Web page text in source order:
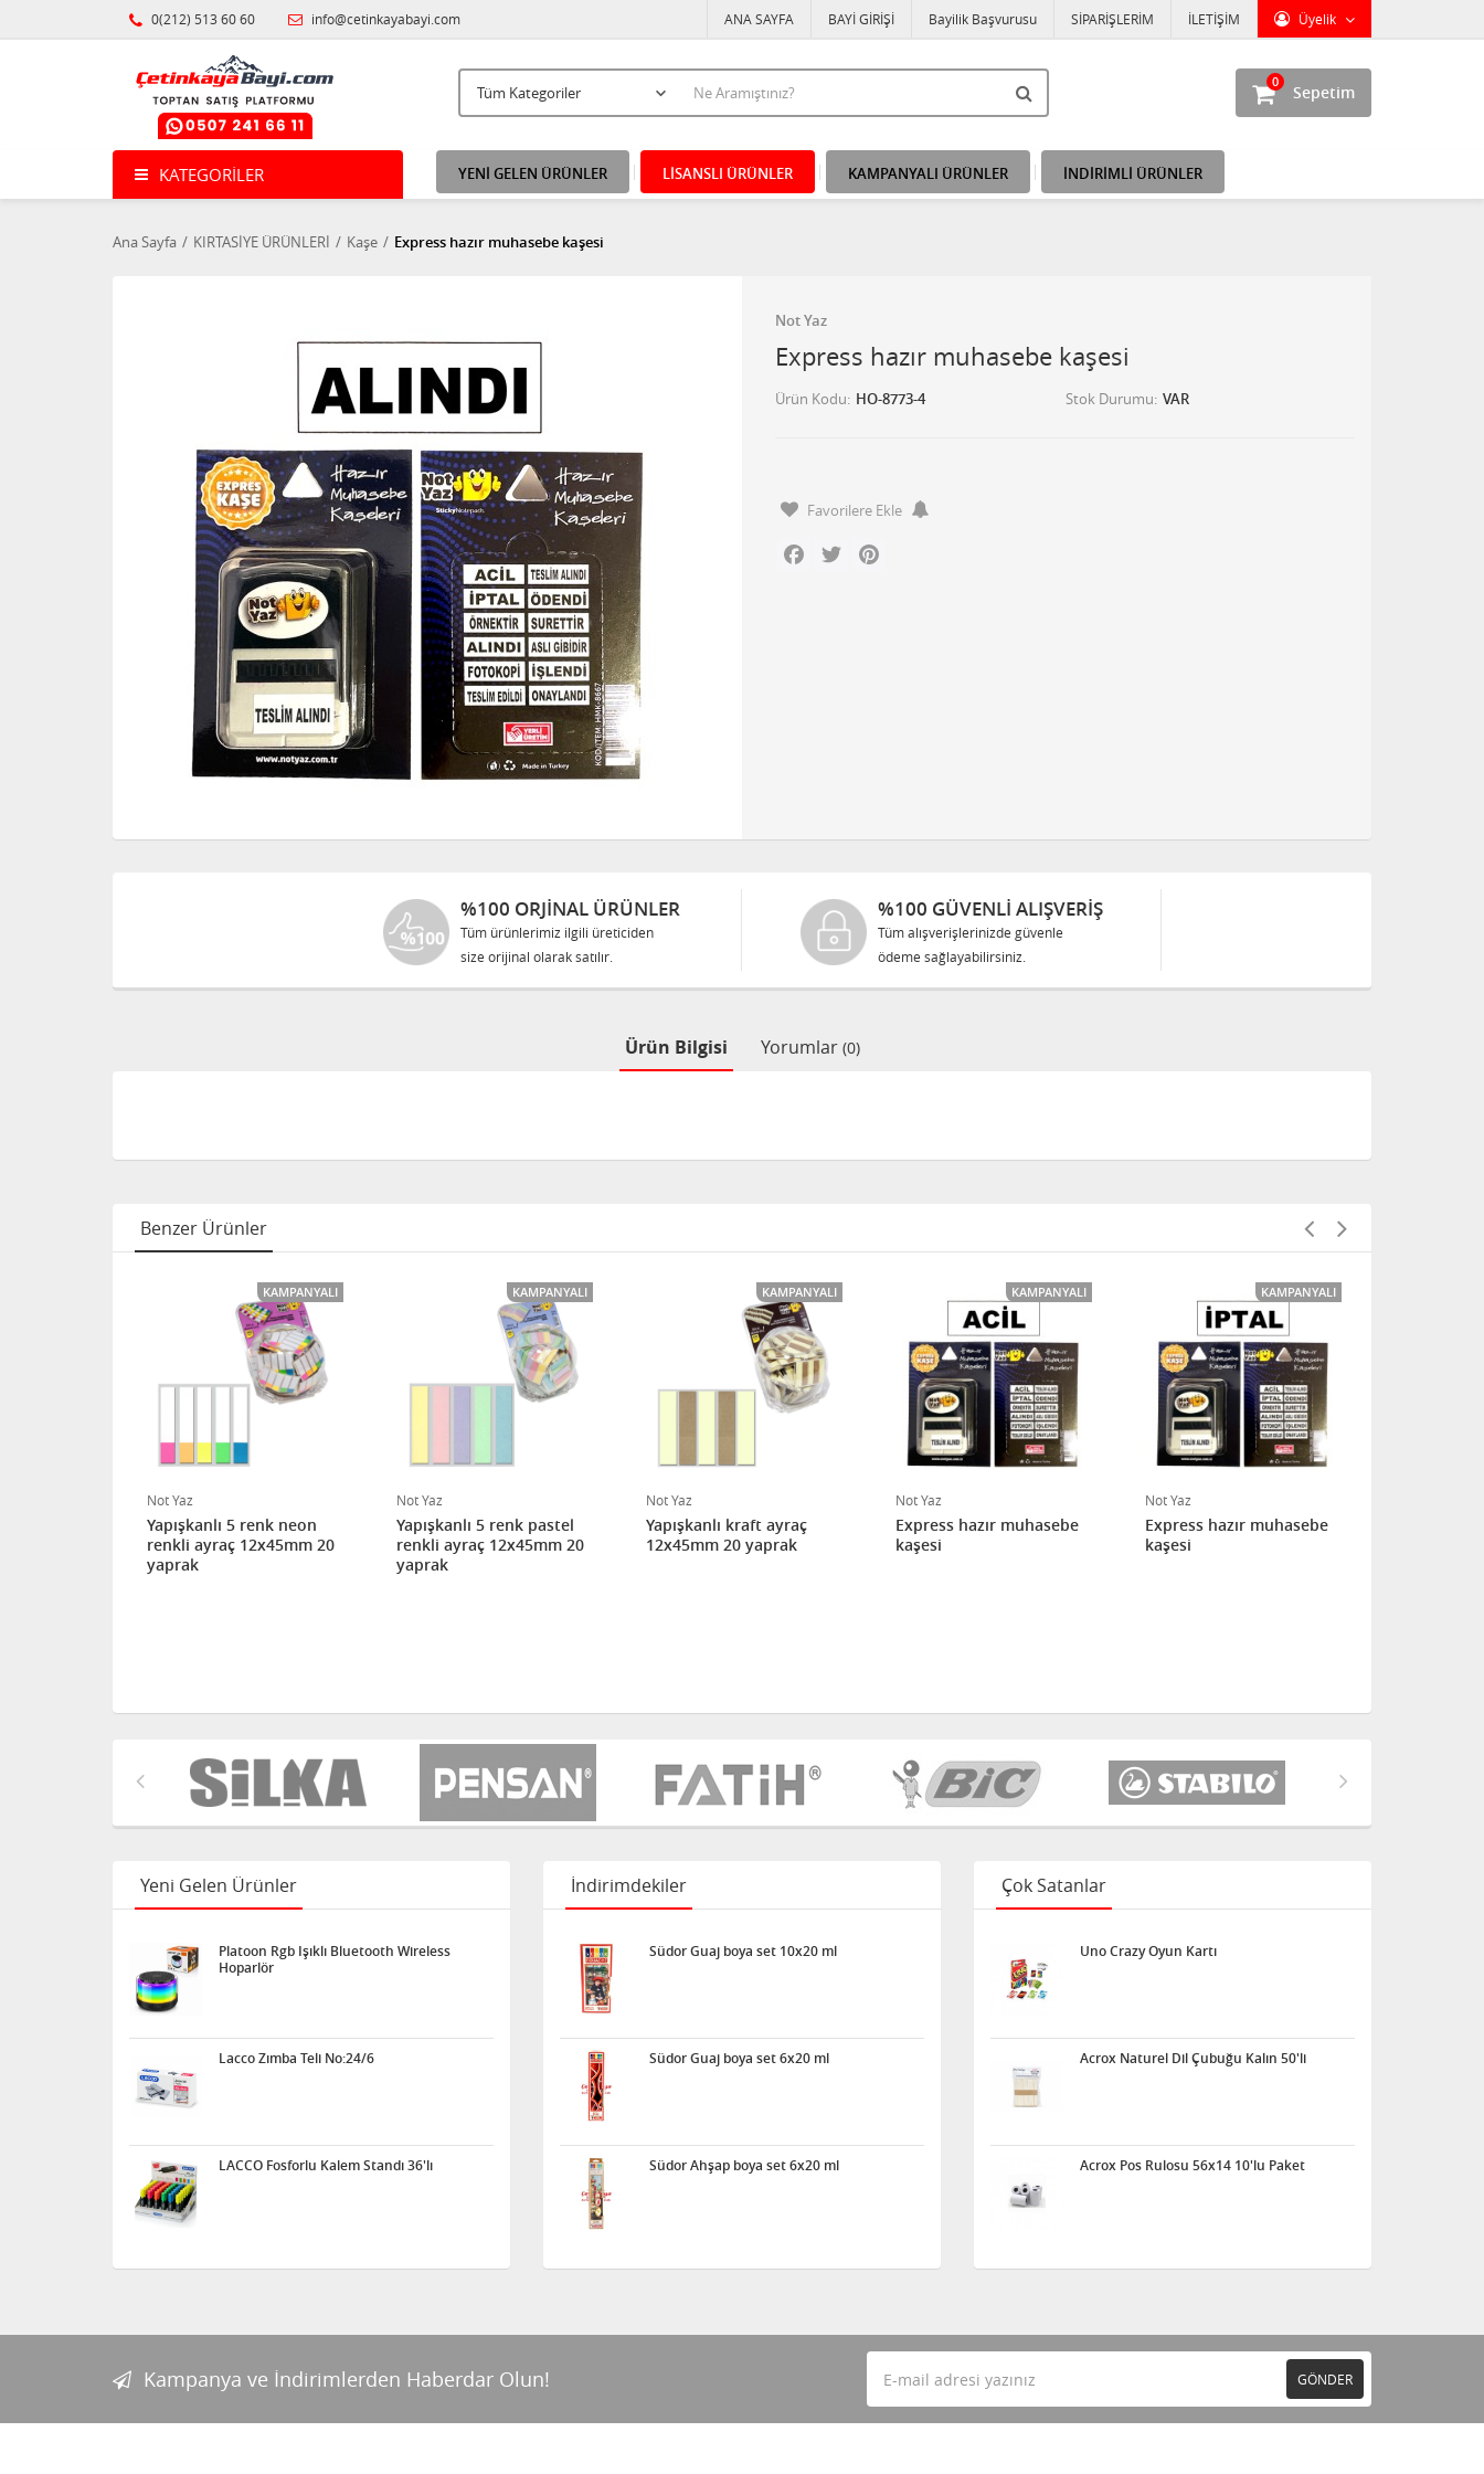
0(212) 513 60 60 info@cetinkayabayi.com Üyelik
ANA SAYFA BAYİ GİRİŞİ Bayilik Başvurusu SİPARİŞLERİM İLETİŞİM
Sepetim
0
KATEGORILER YENİ GELEN ÜRÜNLER LİSANSLI ÜRÜNLER KAMPANYALI ÜRÜNLER İNDİRİMLİ ÜRÜNLER
Ana Sayfa KIRTASİYE ÜRÜNLERİ Kaşe Express hazır muhasebe kaşesi
Not Yaz
Express hazır muhasebe kaşesi
Ürün Kodu HO-8773-4 Stok Durumu VAR
Favorilere Ekle
Facebook
Twitter
%100 ORJINAL ÜRÜNLER
Tüm ürünlerimiz ilgili üreticiden
size orijinal olarak satılır.
%100 GÜVENLİ ALIŞVERİŞ
Tüm alışverişlerinizde güvenle
ödeme sağlayabilirsiniz.
Ürün Bilgisi Yorumlar (0)
Benzer Ürünler
KAMPANYALI
Not Yaz
Yapışkanlı 5 renk neon
renkli ayraç 12x45mm 20
yaprak
KAMPANYALI
Not Yaz
Yapışkanlı 5 renk pastel
renkli ayraç 12x45mm 20
yaprak
KAMPANYALI
Not Yaz
Yapışkanlı kraft ayraç
12x45mm 20 yaprak
KAMPANYALI
Not Yaz
Express hazır muhasebe
kaşesi
KAMPANYALI
Not Yaz
Express hazır muhasebe
kaşesi
Yeni Gelen Ürünler
Platoon Rgb Işıklı Bluetooth Wireless
Hoparlör
Lacco Zımba Teli No:24/6
LACCO Fosforlu Kalem Standı 36'lı
İndirimdekiler
Südor Guaj boya set 10x20 ml
Südor Guaj boya set 6x20 ml
Südor Ahşap boya set 6x20 ml
Çok Satanlar
Uno Crazy Oyun Kartı
Acrox Naturel Dil Çubuğu Kalın 50'li
Acrox Pos Rulosu 56x14 10'lu Paket
Kampanya ve İndirimlerden Haberdar Olun! GÖNDER